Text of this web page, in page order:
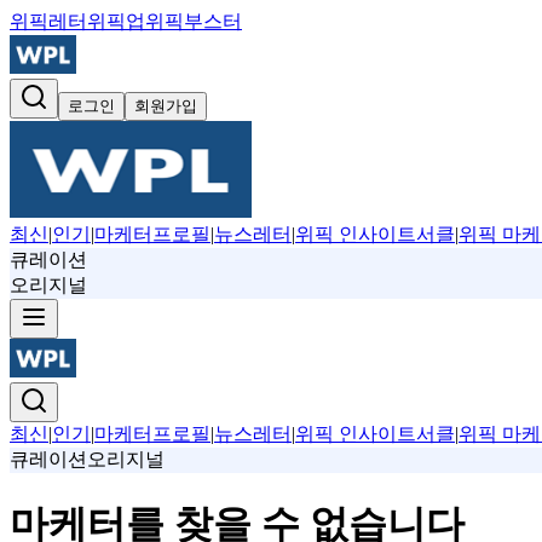
위픽레터 위픽업위픽부스터
로그인 회원가입
최신|인기 |마케터프로필|뉴스레터 |위픽 인사이트서클|위픽 마케
큐레이션
오리지널
최신|인기 |마케터프로필|뉴스레터 |위픽 인사이트서클|위픽 마케
큐레이션 오리지널
마케터를 찾을 수 없습니다